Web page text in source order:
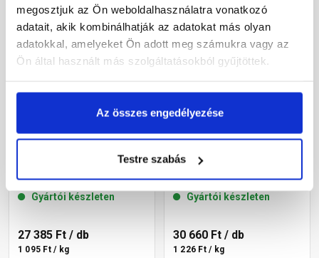
megosztjuk az Ön weboldalhasználatra vonatkozó
adatait, akik kombinálhatják az adatokat más olyan
adatokkal, amelyeket Ön adott meg számukra vagy az
Ön által használt más szolgáltatásokból gyűjtöttek.
Az összes engedélyezése
Testre szabás
Masterplast
Gyártói készleten
27 385 Ft / db
1 095 Ft / kg
Masterplast
Thermomaster szilikon
14-C 25 kg
Gyártói készleten
30 660 Ft / db
1 226 Ft / kg